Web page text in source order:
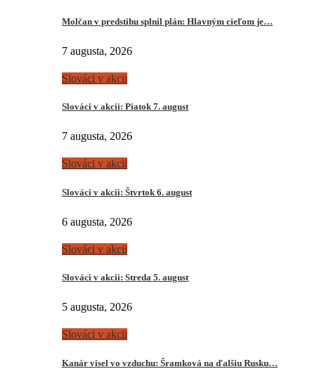
Molčan v predstihu splnil plán: Hlavným cieľom je…
7 augusta, 2026
Slováci v akcii
Slováci v akcii: Piatok 7. august
7 augusta, 2026
Slováci v akcii
Slováci v akcii: Štvrtok 6. august
6 augusta, 2026
Slováci v akcii
Slováci v akcii: Streda 5. august
5 augusta, 2026
Slováci v akcii
Kanár visel vo vzduchu: Šramková na ďalšiu Rusku…